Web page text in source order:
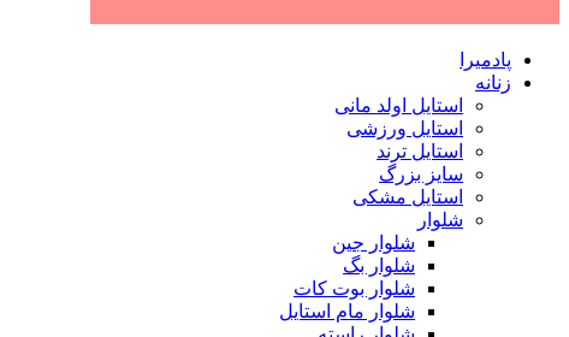
پادمیرا
زنانه
استایل اولد مانی
استایل ورزشی
استایل ترند
سایز بزرگ
استایل مشکی
شلوار
شلوار جین
شلوار بگ
شلوار بوت کات
شلوار مام استایل